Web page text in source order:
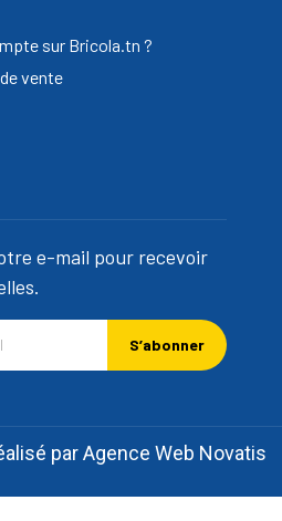
sur Bricola.tn ?
vente
e-mail pour recevoir
S’abonner
parAgence Web Novatis